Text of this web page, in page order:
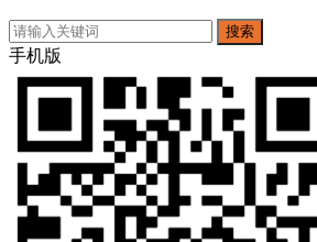
搜索
手机版